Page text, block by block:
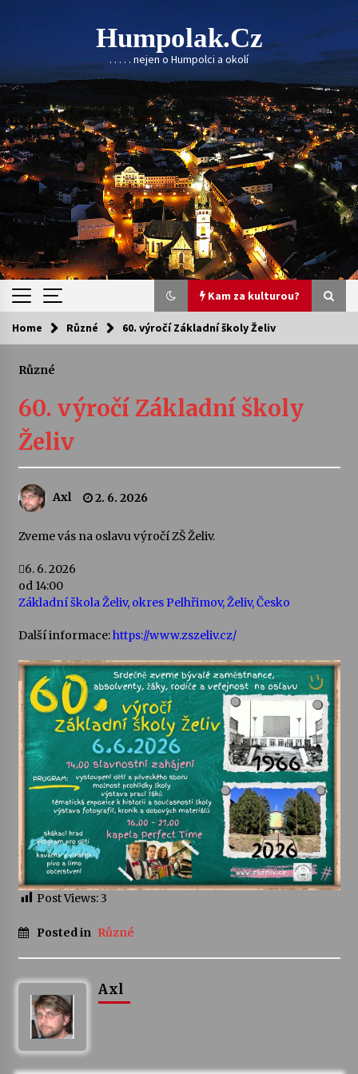
Skip
to
content
Humpolak.cz
. . . . . nejen o Humpolci a okolí
Kam za kulturou?
Kam za kulturou?
Sukuba Ensemble
4. 8. 2026
kapkou
Veselí muzikanti
Pozvánka na integrační festival Quijotova
28. 7. 2026
Letní koncerty ve Stromovce: Kolchoz a
Jenakaši
28. 7. 2026
Votavžatský ploty
23. 7. 2026
Letní koncerty ve Stromovce: Rufus Miller
22. 7. 2026
14. 7. 2026
13. 7. 2026
Home Různé 60. výročí Základní školy Želiv
Různé
60. výročí Základní školy
Želiv
Axl 2. 6. 2026
Zveme vás na oslavu výročí ZŠ Želiv.
6. 6. 2026
od 14:00
Základní škola Želiv, okres Pelhřimov, Želiv, Česko
Další informace:https://www.zszeliv.cz/
Post Views: 3
Posted in Různé
Axl